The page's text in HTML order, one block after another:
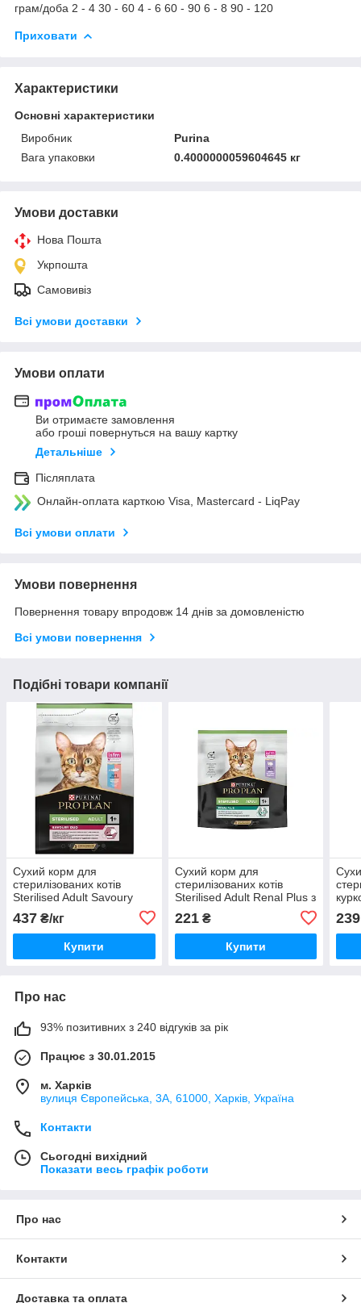
грам/доба 2 - 4 30 - 60 4 - 6 60 - 90 6 - 8 90 - 120
Приховати
Характеристики
Основні характеристики
Виробник
Purina
Вага упаковки
0.4000000059604645 кг
Умови доставки
Нова Пошта
Укрпошта
Самовивіз
Всі умови доставки
Умови оплати
Ви отримаєте замовлення
або гроші повернуться на вашу картку
Детальніше
Післяплата
Онлайн-оплата карткою Visa, Mastercard - LiqPay
Всі умови оплати
Умови повернення
Повернення товару впродовж 14 днів за домовленістю
Всі умови повернення
Подібні товари компанії
Сухий корм для
стерилізованих котів
Sterilised Adult Savoury
Duo з тріскою та фореллю
Purina Ваговий ціна за 1 кг
437 ₴/кг
Купити
Сухий корм для
стерилізованих котів
Sterilised Adult Renal Plus з
221₴
Купити
239
Про нас
93% позитивних з 240 відгуків за рік
Працює з 30.01.2015
м. Харків
вулиця Європейська, 3А, 61000, Харків, Україна
Контакти
Сьогодні вихідний
Показати весь графік роботи
Про нас
Контакти
Доставка та оплата